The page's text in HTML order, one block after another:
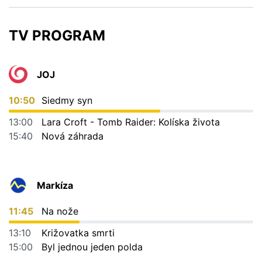
TV PROGRAM
JOJ
10:50 Siedmy syn
13:00
Lara Croft - Tomb Raider: Kolíska života
15:40
Nová záhrada
Markíza
11:45
Na nože
13:10
Križovatka smrti
15:00
Byl jednou jeden polda